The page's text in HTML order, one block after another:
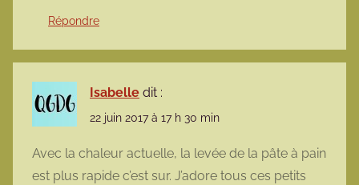
Répondre
Isabelle dit :
22 juin 2017 à 17 h 30 min
Avec la chaleur actuelle, la levée de la pâte à pain
est plus rapide c’est sur. J’adore tous ces petits